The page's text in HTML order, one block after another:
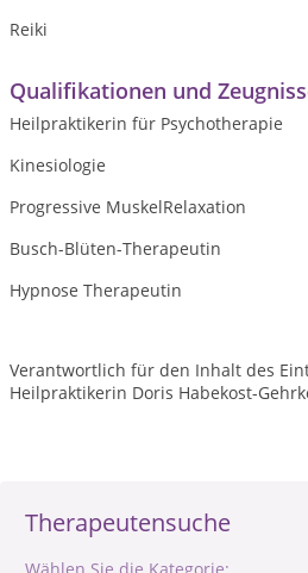
Therapeutensuche
Reiki
Qualifikationen und
Heilpraktikerin für Psychotherapie
Kinesiologie
Progressive MuskelRelaxation
Busch-Blüten-Therapeutin
Hypnose Therapeutin
Verantwortlich für den Inhalt des
Heilpraktikerin Doris Habekost-